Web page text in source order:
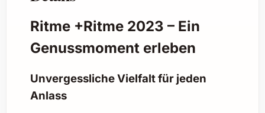
Ritme +Ritme 2023 – Ein
Genussmoment erleben
Unvergessliche Vielfalt für jeden
Anlass